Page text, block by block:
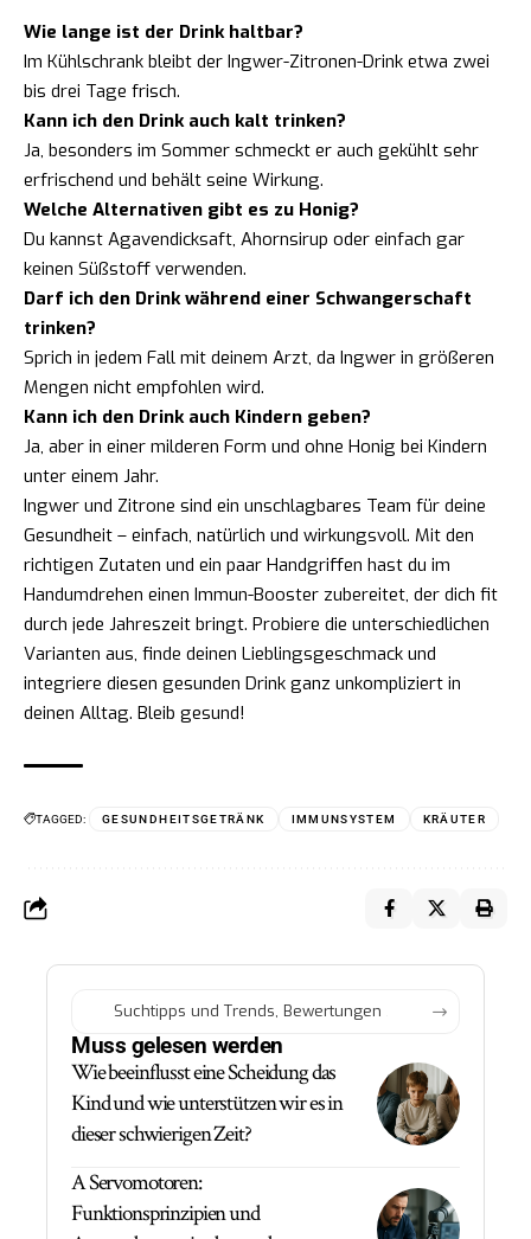
Wie lange ist der Drink haltbar?
Im Kühlschrank bleibt der Ingwer-Zitronen-Drink etwa zwei
bis drei Tage frisch.
Kann ich den Drink auch kalt trinken?
Ja, besonders im Sommer schmeckt er auch gekühlt sehr
erfrischend und behält seine Wirkung.
Welche Alternativen gibt es zu Honig?
Du kannst Agavendicksaft, Ahornsirup oder einfach gar
keinen Süßstoff verwenden.
Darf ich den Drink während einer Schwangerschaft
trinken?
Sprich in jedem Fall mit deinem Arzt, da Ingwer in größeren
Mengen nicht empfohlen wird.
Kann ich den Drink auch Kindern geben?
Ja, aber in einer milderen Form und ohne Honig bei Kindern
unter einem Jahr.
Ingwer und Zitrone sind ein unschlagbares Team für deine
Gesundheit – einfach, natürlich und wirkungsvoll. Mit den
richtigen Zutaten und ein paar Handgriffen hast du im
Handumdrehen einen Immun-Booster zubereitet, der dich fit
durch jede Jahreszeit bringt. Probiere die unterschiedlichen
Varianten aus, finde deinen Lieblingsgeschmack und
integriere diesen gesunden Drink ganz unkompliziert in
deinen Alltag. Bleib gesund!
TAGGED: GESUNDHEITSGETRÄNK IMMUNSYSTEM KRÄUTER
Muss gelesen werden
Wie beeinflusst eine Scheidung das
Kind und wie unterstützen wir es in
dieser schwierigen Zeit?
A Servomotoren:
Funktionsprinzipien und